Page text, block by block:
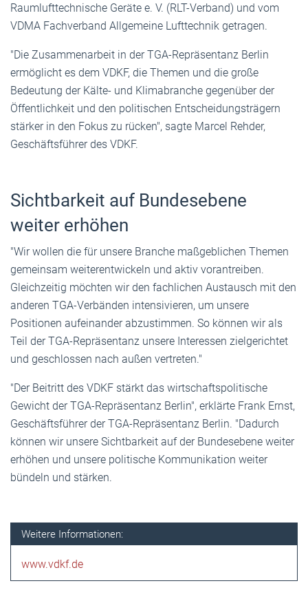
Raumlufttechnische Geräte e. V. (RLT-Verband) und vom
VDMA Fachverband Allgemeine Lufttechnik getragen.
"Die Zusammenarbeit in der TGA-Repräsentanz Berlin
ermöglicht es dem VDKF, die Themen und die große
Bedeutung der Kälte- und Klimabranche gegenüber der
Öffentlichkeit und den politischen Entscheidungsträgern
stärker in den Fokus zu rücken", sagte Marcel Rehder,
Geschäftsführer des VDKF.
Sichtbarkeit auf Bundesebene
weiter erhöhen
"Wir wollen die für unsere Branche maßgeblichen Themen
gemeinsam weiterentwickeln und aktiv vorantreiben.
Gleichzeitig möchten wir den fachlichen Austausch mit den
anderen TGA-Verbänden intensivieren, um unsere
Positionen aufeinander abzustimmen. So können wir als
Teil der TGA-Repräsentanz unsere Interessen zielgerichtet
und geschlossen nach außen vertreten."
"Der Beitritt des VDKF stärkt das wirtschaftspolitische
Gewicht der TGA-Repräsentanz Berlin", erklärte Frank Ernst,
Geschäftsführer der TGA-Repräsentanz Berlin. "Dadurch
können wir unsere Sichtbarkeit auf der Bundesebene weiter
erhöhen und unsere politische Kommunikation weiter
bündeln und stärken.
Weitere Informationen:
www.vdkf.de